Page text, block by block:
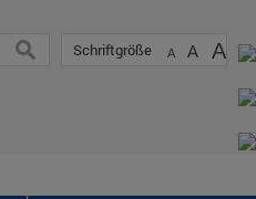
Schriftgröße A A A
suchen